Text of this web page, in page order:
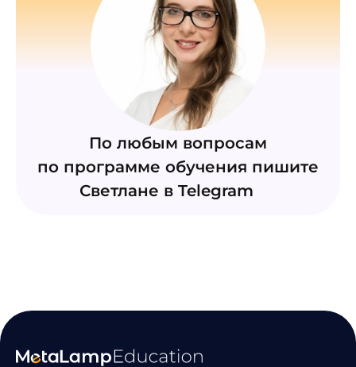
По любым вопросам
по программе обучения пишите
Светлане в Telegram